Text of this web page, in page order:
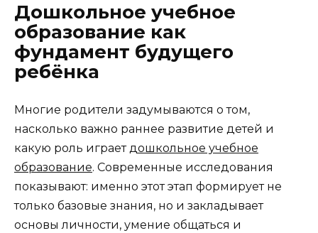
Дошкольное учебное
образование как
фундамент будущего
ребёнка
Многие родители задумываются о том,
насколько важно раннее развитие детей и
какую роль играетдошкольное учебное
образование. Современные исследования
показывают: именно этот этап формирует не
только базовые знания, но и закладывает
основы личности, умение общаться и